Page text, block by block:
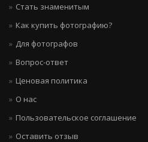
Стать знаменитым
Как купить фотографию?
Для фотографов
Вопрос-ответ
Ценовая политика
О нас
Пользовательское соглашение
Оставить отзыв